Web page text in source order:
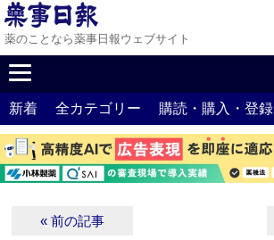
薬のことなら薬事日報ウェブサイト
新着 全カテゴリー 購読・購入・登録
« 前の記事